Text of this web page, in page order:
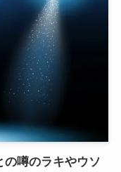
噂のラキやウソ